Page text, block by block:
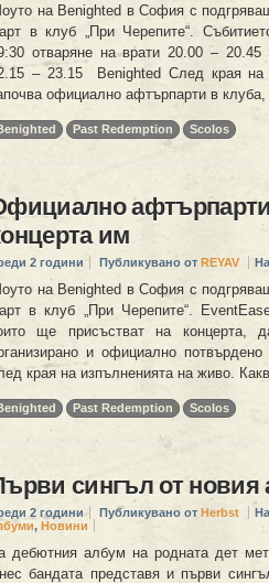
на Benighted в София с
в клуб „При Черепите“.
отваряне на врати 20.00 –
– 23.15 Benighted След края на
официално афтърпарти в
Past Redemption Scolos
афтърпарти
им
2 години Публикувано от REYAV
на Benighted в София с
в клуб „При Черепите“.
ще присъстват на концерта,
и официално
края на изпълненията на живо.
Past Redemption Scolos
сингъл от новия
2 години Публикувано от Herbst
, Новини
дебютния албум на родната дет
бандата представя и първи